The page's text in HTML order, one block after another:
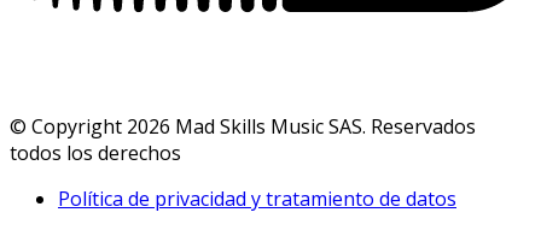
© Copyright 2026 Mad Skills Music SAS. Reservados
todos los derechos
Política de privacidad y tratamiento de datos